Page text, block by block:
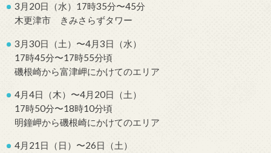
3月20日（水）17時35分〜45分
木更津市 きみさらずタワー
3月30日（土）〜4月3日（水）
17時45分〜17時55分頃
磯根崎から富津岬にかけてのエリア
4月4日（木）〜4月20日（土）
17時50分〜18時10分頃
明鐘岬から磯根崎にかけてのエリア
4月21日（日）〜26日（土）